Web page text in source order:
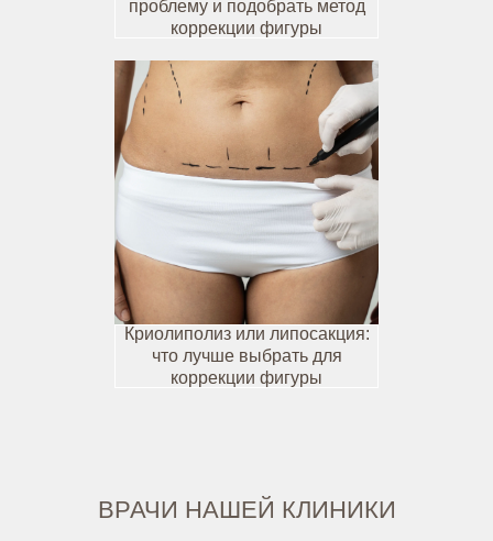
проблему и подобрать метод
коррекции фигуры
Криолиполиз или липосакция:
что лучше выбрать для
коррекции фигуры
ВРАЧИ НАШЕЙ КЛИНИКИ